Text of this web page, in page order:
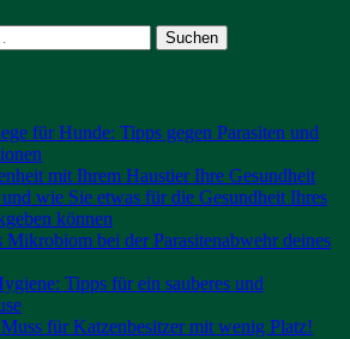
für Hunde: Tipps gegen Parasiten und
mit Ihrem Haustier Ihre Gesundheit
wie Sie etwas für die Gesundheit Ihres
können
Mikrobiom bei der Parasitenabwehr deines
Tipps für ein sauberes und
für Katzenbesitzer mit wenig Platz!